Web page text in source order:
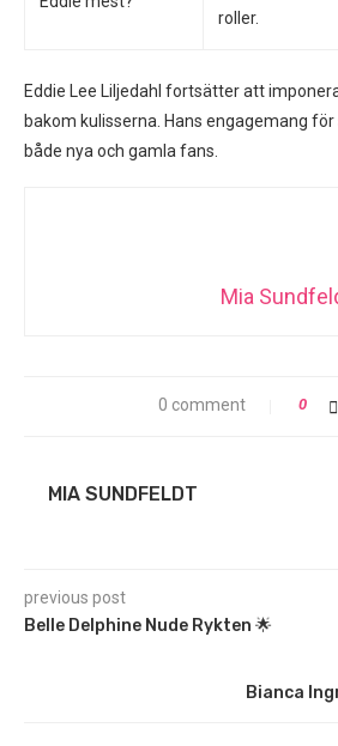
roller.
Eddie Lee Liljedahl fortsätter att
bakom kulisserna. Hans engagemang
både nya och gamla fans.
Mia
0 comment 0
MIA SUNDFELDT
previous post
Belle Delphine Nude Rykten 🌟
Bianca